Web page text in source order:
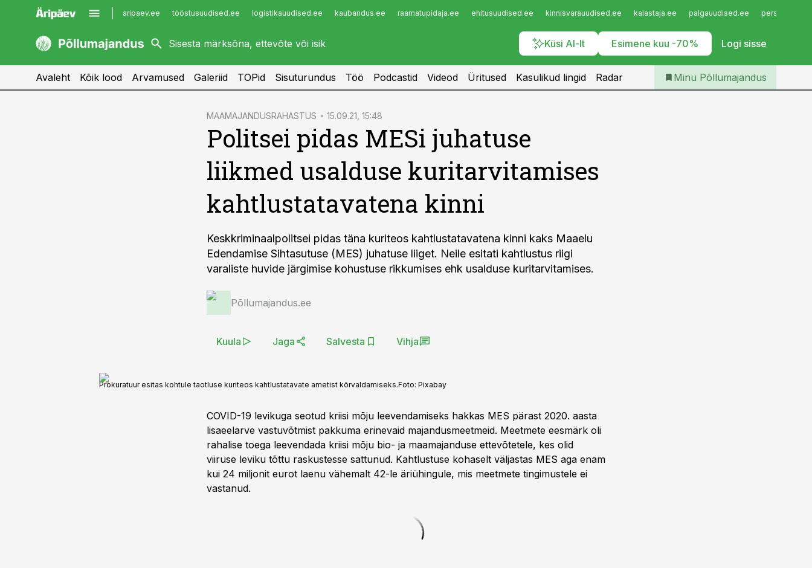
aripaev.ee tööstusuudised.ee logistikauudised.ee kaubandus.ee raamatupidaja.ee ehitusuudised.ee kinnisvarauudised.ee kalastaja.ee palgauudised.ee
Küsi AI-lt Esimene kuu -70% Logi sisse
kaubandus.ee
kinnisvarauudised.ee
imelineajalugu.ee
Infopank
Iseteenindus
Telli Põllumajandus
Avaleht Kõik lood Arvamused Galeriid TOPid Sisuturundus Töö Podcastid Videod Üritused Kasulikud lingid Radar Minu Põllumajandus
MAAMAJANDUSRAHASTUS 15.09.21, 15:48
Politsei pidas MESi juhatuse
liikmed usalduse kuritarvitamises
kahtlustatavatena kinni
Keskkriminaalpolitsei pidas täna kuriteos kahtlustatavatena kinni kaks Maaelu
Edendamise Sihtasutuse (MES) juhatuse liiget. Neile esitati kahtlustus riigi
varaliste huvide järgimise kohustuse rikkumises ehk usalduse kuritarvitamises.
Põllumajandus.ee
Kuula Jaga Salvesta Vihja
Prokuratuur esitas kohtule taotluse kuriteos kahtlustatavate ametist kõrvaldamiseks.Foto: Pixabay
COVID-19 levikuga seotud kriisi mõju leevendamiseks hakkas MES pärast 2020. aasta
lisaeelarve vastuvõtmist pakkuma erinevaid majandusmeetmeid. Meetmete eesmärk oli
rahalise toega leevendada kriisi mõju bio- ja maamajanduse ettevõtetele, kes olid
viiruse leviku tõttu raskustesse sattunud. Kahtlustuse kohaselt väljastas MES aga enam
kui 24 miljonit eurot laenu vähemalt 42-le äriühingule, mis meetmete tingimustele ei
vastanud.